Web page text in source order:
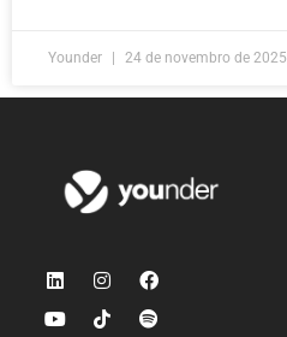
Younder 24 de novembro de 2025